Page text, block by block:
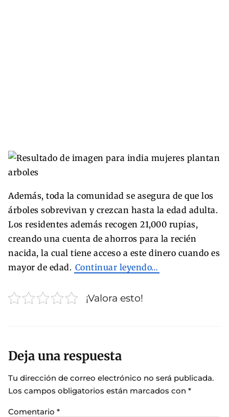
Además, toda la comunidad se asegura de que los
árboles sobrevivan y crezcan hasta la edad adulta.
Los residentes además recogen 21,000 rupias,
creando una cuenta de ahorros para la recién
nacida, la cual tiene acceso a este dinero cuando es
mayor de edad. Continuar leyendo…
¡Valora esto!
Deja una respuesta
Tu dirección de correo electrónico no será publicada.
Los campos obligatorios están marcados con *
Comentario *